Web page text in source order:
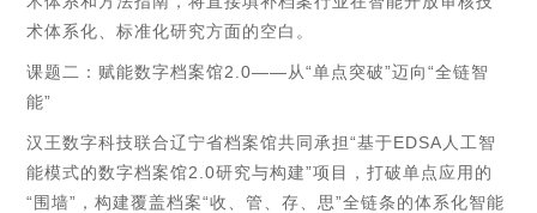
术体系化、标准化研究方面的空白。
课题二：赋能数字档案馆2.0——从“单点突破”迈向“全链智
能”
汉王数字科技联合辽宁省档案馆共同承担“基于EDSA人工智
能模式的数字档案馆2.0研究与构建”项目，打破单点应用的
“围墙”，构建覆盖档案“收、管、存、思”全链条的体系化智能